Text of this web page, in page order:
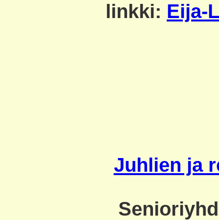
linkki: Eija-
Juhlien ja